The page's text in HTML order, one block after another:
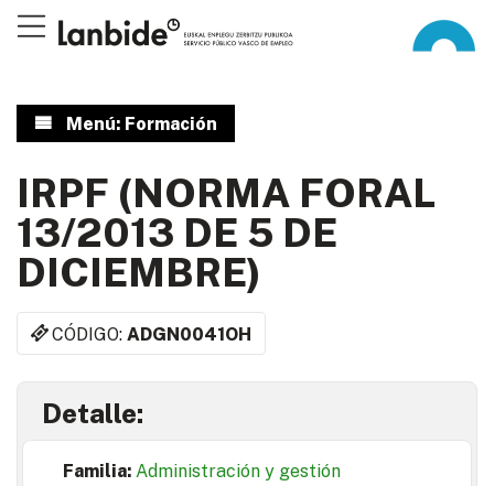
Menú: Formación
IRPF (NORMA FORAL
13/2013 DE 5 DE
DICIEMBRE)
CÓDIGO:ADGN0041OH
Detalle:
Familia: Administración y gestión